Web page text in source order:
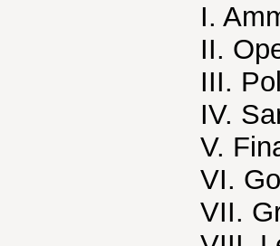
I.
II.
III.
IV.
V.
VI.
VII.